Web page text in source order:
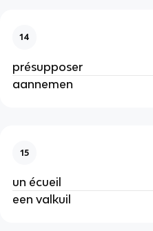
14
présupposer
aannemen
15
un écueil
een valkuil